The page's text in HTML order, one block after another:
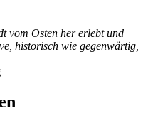
vom Osten her erlebt und
historisch wie gegenwärtig,